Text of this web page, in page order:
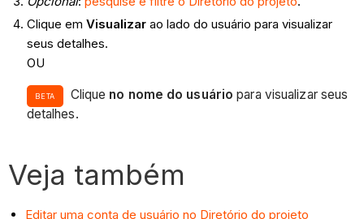
Clique em Visualizarao lado do usuário para visualizar
seus detalhes.
OU
BETA Clique no nome do usuário para visualizar seus
detalhes.
Veja também
Editar uma conta de usuário no Diretório do projeto